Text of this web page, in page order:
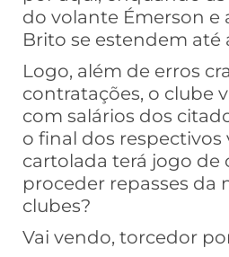
do volante Émerson e
Brito se estendem até
Logo, além de erros
contratações, o clube
com salários dos
o final dos respectivos
cartolada terá jogo de
proceder repasses da
clubes?
Vai vendo, torcedor